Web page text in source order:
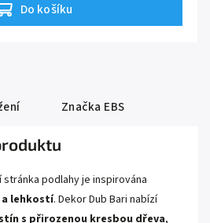
Do košíku
Značka EBS
stránka podlahy je inspirována
lehkostí. Dekor Dub Bari nabízí
s přirozenou kresbou dřeva,